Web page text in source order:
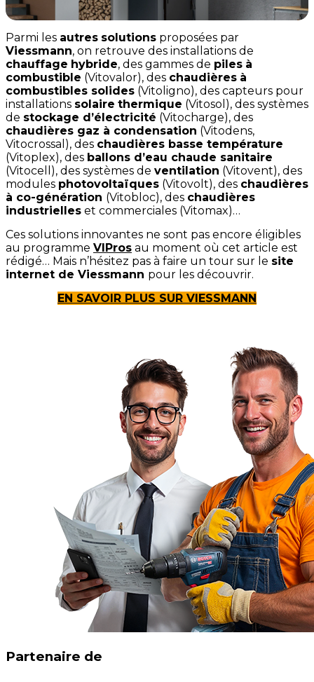
Parmi les autres solutions proposées par
Viessmann, on retrouve des installations de
chauffage hybride, des gammes de piles à
combustible (Vitovalor), des chaudières à
combustibles solides (Vitoligno), des capteurs pour
installations solaire thermique (Vitosol), des systèmes
de stockage d’électricité (Vitocharge), des
chaudières gaz à condensation (Vitodens,
Vitocrossal), des chaudières basse température
(Vitoplex), des ballons d’eau chaude sanitaire
(Vitocell), des systèmes de ventilation (Vitovent), des
modules photovoltaïques (Vitovolt), des chaudières
à co-génération (Vitobloc), des chaudières
industrielles et commerciales (Vitomax)…
Ces solutions innovantes ne sont pas encore éligibles
au programme VIPros au moment où cet article est
rédigé… Mais n’hésitez pas à faire un tour sur le site
internet de Viessmann pour les découvrir.
EN SAVOIR PLUS SUR VIESSMANN
Partenaire de